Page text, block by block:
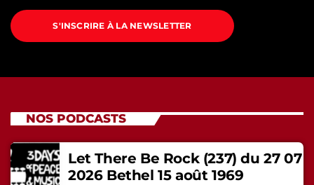
S'INSCRIRE À LA NEWSLETTER
NOS PODCASTS
Let There Be Rock (237) du 27 07
2026 Bethel 15 août 1969